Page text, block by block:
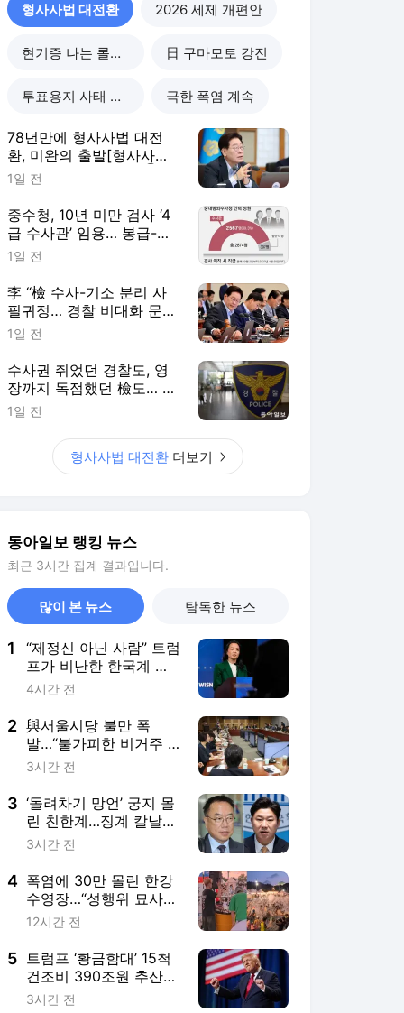
형사사법 대전환 2026 세제 개편안
현기증 나는 롤러코스피 日 구마모토 강진
투표용지 사태 후폭풍 극한 폭염 계속
78년만에 형사사법 대전
환, 미완의 출발[형사사법
대전환, 미완의 출발/①]
1일 전
중수청, 10년 미만 검사 ‘4
급 수사관’ 임용… 봉급-정
년은 유지[형사사법 대전
1일 전
李 “檢 수사-기소 분리 사
필귀정… 경찰 비대화 문제
보완 필요”[형사사법 대전
1일 전
수사권 쥐었던 경찰도, 영
장까지 독점했던 檢도… 권
력집중 견제대상 돼[형사사
1일 전
형사사법 대전환 더보기
동아일보 랭킹 뉴스
최근 3시간 집계 결과입니다.
많이 본 뉴스 탐독한 뉴스
1
“제정신 아닌 사람” 트럼
프가 비난한 한국계 정
치인 누구?
4시간 전
2 與서울시당 불만 폭
발…“불가피한 비거주 1
주택자 보호해야”
3시간 전
3 ‘돌려차기 망언’ 궁지 몰
린 친한계…징계 칼날
앞에 “형평성 맞나”
3시간 전
4 폭염에 30만 몰린 한강
수영장…“성행위 묘사
음악 막아달라”
12시간 전
5 트럼프 ‘황금함대’ 15척
건조비 390조원 추산…
실현성 의문
3시간 전